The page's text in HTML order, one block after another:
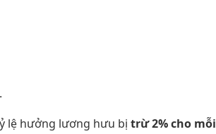
lệ hưởng lương hưu bị trừ 2% cho mỗi